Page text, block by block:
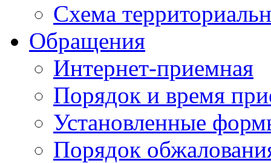
Схема
Обращения
Интернет-приемная
Порядок и время
Установленные
Порядок